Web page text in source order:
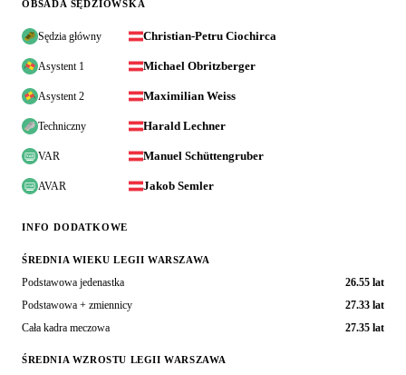
OBSADA SĘDZIOWSKA
Sędzia główny Christian-Petru Ciochirca
Asystent 1 Michael Obritzberger
Asystent 2 Maximilian Weiss
Techniczny Harald Lechner
VAR Manuel Schüttengruber
AVAR Jakob Semler
INFO DODATKOWE
ŚREDNIA WIEKU LEGII WARSZAWA
Podstawowa jedenastka
26.55 lat
Podstawowa + zmiennicy
27.33 lat
Cała kadra meczowa
27.35 lat
ŚREDNIA WZROSTU LEGII WARSZAWA